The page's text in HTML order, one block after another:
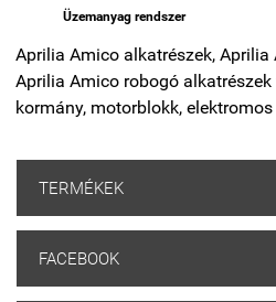
Üzemanyag rendszer
Aprilia Amico alkatrészek,
Aprilia Amico robogó
kormány, motorblokk,
TERMÉKEK
FACEBOOK